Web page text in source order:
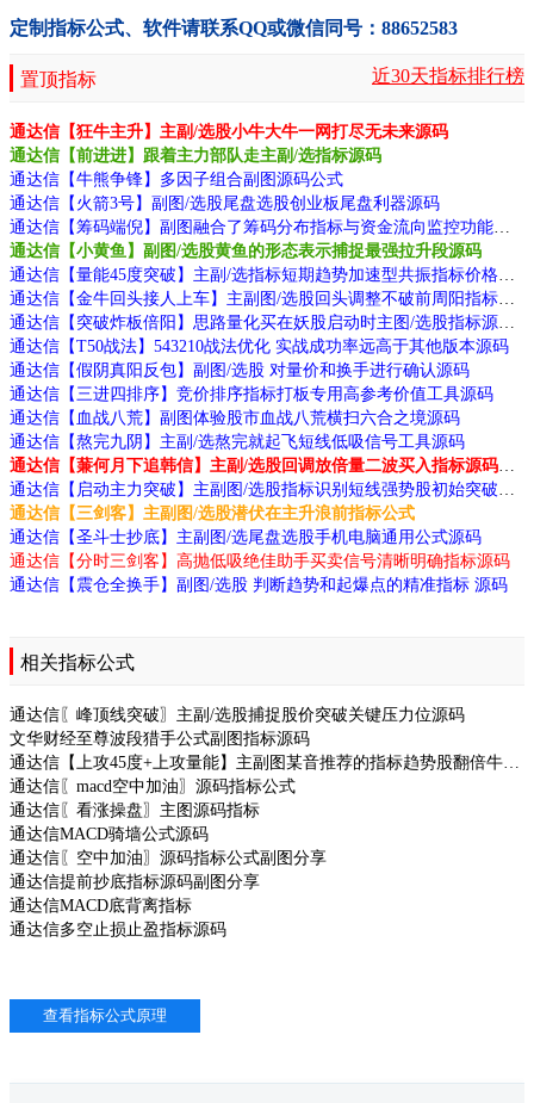
定制指标公式、软件请联系QQ或微信同号：88652583
置顶指标 近30天指标排行榜
通达信【狂牛主升】主副/选股小牛大牛一网打尽无未来源码
通达信【前进进】跟着主力部队走主副/选指标源码
通达信【牛熊争锋】多因子组合副图源码公式
通达信【火箭3号】副图/选股尾盘选股创业板尾盘利器源码
通达信【小黄鱼】副图/选股黄鱼的形态表示捕捉最强拉升段源码
通达信【T50战法】543210战法优化 实战成功率远高于其他版本源码
通达信【假阴真阳反包】副图/选股 对量价和换手进行确认源码
通达信【三进四排序】竞价排序指标打板专用高参考价值工具源码
通达信【血战八荒】副图体验股市血战八荒横扫六合之境源码
通达信【熬完九阴】主副/选熬完就起飞短线低吸信号工具源码
通达信【三剑客】主副图/选股潜伏在主升浪前指标公式
通达信【圣斗士抄底】主副图/选尾盘选股手机电脑通用公式源码
通达信【分时三剑客】高抛低吸绝佳助手买卖信号清晰明确指标源码
通达信【震仓全换手】副图/选股 判断趋势和起爆点的精准指标 源码
相关指标公式
通达信〖峰顶线突破〗主副/选股捕捉股价突破关键压力位源码
文华财经至尊波段猎手公式副图指标源码
通达信〖macd空中加油〗源码指标公式
通达信〖看涨操盘〗主图源码指标
通达信MACD骑墙公式源码
通达信〖空中加油〗源码指标公式副图分享
通达信提前抄底指标源码副图分享
通达信MACD底背离指标
通达信多空止损止盈指标源码